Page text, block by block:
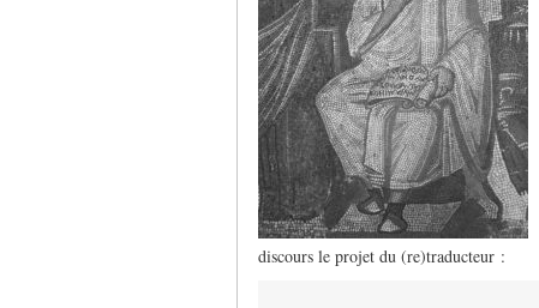
discours le projet du (re)traducteur :